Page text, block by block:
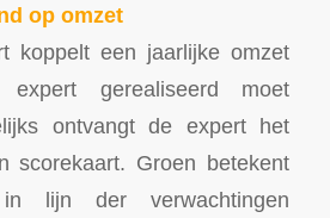
op omzet
koppelt een jaarlijke omzet
gerealiseerd moet
ontvangt de expert het
scorekaart. Groen betekent
lijn der verwachtingen